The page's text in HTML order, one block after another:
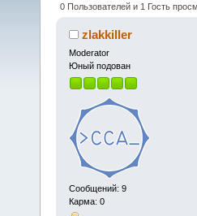
0 Пользователей и 1 Гость
zlakkiller
Moderator
Юный подован
Сообщений: 9
Карма: 0